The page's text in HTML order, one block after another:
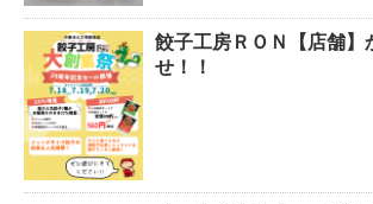
餃子工房ＲＯＮ【店舗】
せ！！